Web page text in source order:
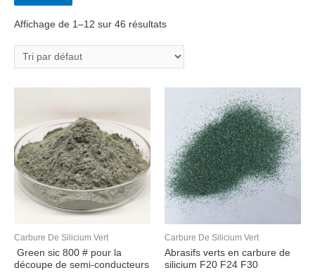
Affichage de 1–12 sur 46 résultats
Carbure De Silicium Vert
Green sic 800 # pour la
découpe de semi-conducteurs
Carbure De Silicium Vert
Abrasifs verts en carbure de
silicium F20 F24 F30